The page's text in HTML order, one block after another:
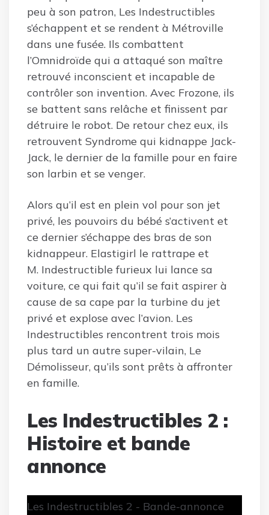
peu à son patron, Les Indestructibles
s’échappent et se rendent à Métroville
dans une fusée. Ils combattent
l’Omnidroïde qui a attaqué son maître
retrouvé inconscient et incapable de
contrôler son invention. Avec Frozone, ils
se battent sans relâche et finissent par
détruire le robot. De retour chez eux, ils
retrouvent Syndrome qui kidnappe Jack-
Jack, le dernier de la famille pour en faire
son larbin et se venger.
Alors qu’il est en plein vol pour son jet
privé, les pouvoirs du bébé s’activent et
ce dernier s’échappe des bras de son
kidnappeur. Elastigirl le rattrape et
M. Indestructible furieux lui lance sa
voiture, ce qui fait qu’il se fait aspirer à
cause de sa cape par la turbine du jet
privé et explose avec l’avion. Les
Indestructibles rencontrent trois mois
plus tard un autre super-vilain, Le
Démolisseur, qu’ils sont prêts à affronter
en famille.
Les Indestructibles 2 :
Histoire et bande
annonce
Les Indestructibles 2 - Bande-annonce